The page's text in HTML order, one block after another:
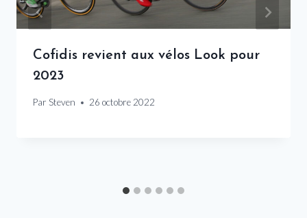
Cofidis revient aux vélos Look pour
2023
Par Steven 26 octobre 2022